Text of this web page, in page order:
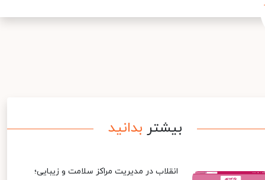
بیشتر بدانید
انقلاب در مدیریت مراکز سلامت و زیبایی؛